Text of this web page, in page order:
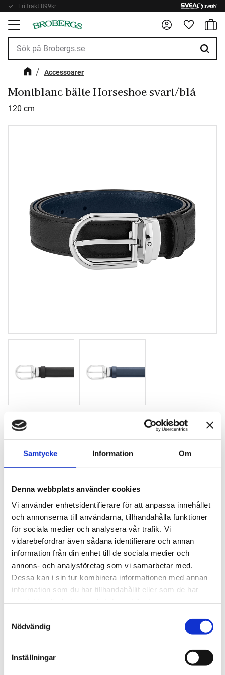
Samtycke Information Om
Denna webbplats använder cookies
Vi använder enhetsidentifierare för att anpassa innehållet
och annonserna till användarna, tillhandahålla funktioner
för sociala medier och analysera vår trafik. Vi
vidarebefordrar även sådana identifierare och annan
information från din enhet till de sociala medier och
annons- och analysföretag som vi samarbetar med.
Dessa kan i sin tur kombinera informationen med annan
information som du har tillhandahållit eller som de har
Nödvändig
Inställningar
Meny
Fri frakt 899kr
Accessoarer
Montblanc bälte Horseshoe svart/blå
120 cm
Montblanc bälte Horseshoe svart/blå
120 cm
kr
+
-
Lagerstatus
Artikelnr
37128756
Tillverkare
Montblanc
Visa alla produkter från Montblanc
och är vändbart med en slät blå sida och en svart sida med